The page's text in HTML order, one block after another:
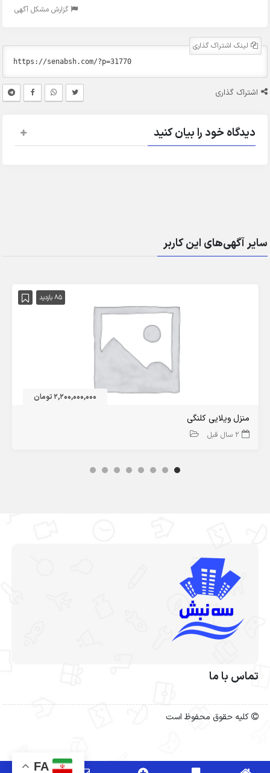
گزارش مشکل آگهی
لینک اشتراک گذاری
اشتراک گذاری
دیدگاه خود را بیان کنید
سایر آگهی‌های این کاربر
85 بازدید
2,200,000,000 تومان
منزل ویلایی کلنگی
2 سال قبل
تماس با ما
کلیه حقوق محفوظ است
FA